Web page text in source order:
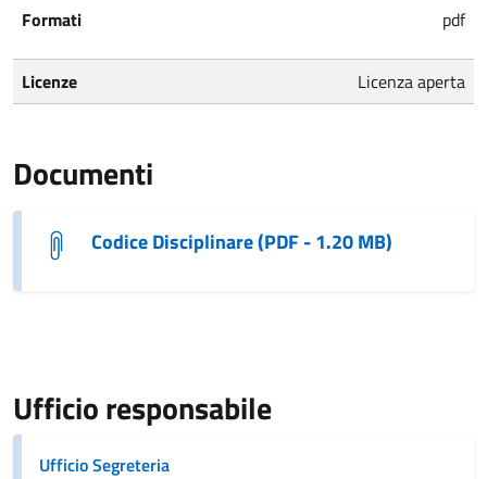
Formati
pdf
Licenze Licenza aperta
Documenti
Codice Disciplinare (PDF - 1.20 MB)
Ufficio responsabile
Ufficio Segreteria